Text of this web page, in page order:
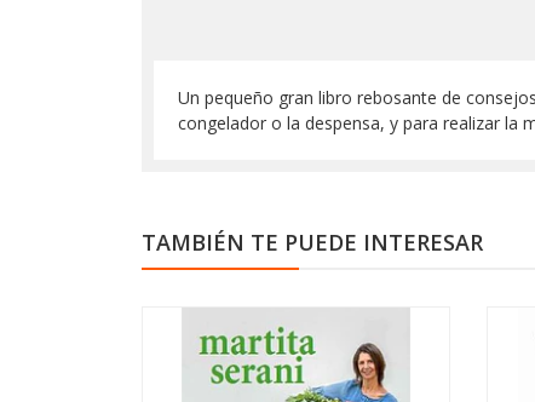
Un pequeño gran libro rebosante de
congelador o la despensa, y para realizar
TAMBIÉN TE PUEDE INTERESAR